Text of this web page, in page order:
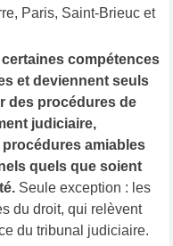
Paris, Saint-Brieuc et
compétences
et deviennent seuls
des procédures de
judiciaire,
amiables
quels que soient
Seule exception : les
du droit, qui relèvent
du tribunal judiciaire.